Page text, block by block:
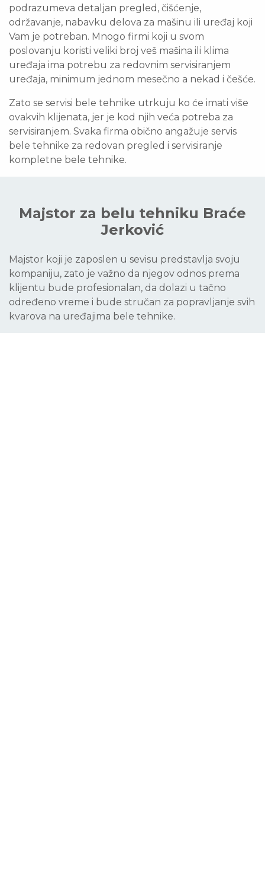
podrazumeva detaljan pregled, čišćenje,
održavanje, nabavku delova za mašinu ili uređaj koji
Vam je potreban. Mnogo firmi koji u svom
poslovanju koristi veliki broj veš mašina ili klima
uređaja ima potrebu za redovnim servisiranjem
uređaja, minimum jednom mesečno a nekad i češće.
Zato se servisi bele tehnike utrkuju ko će imati više
ovakvih klijenata, jer je kod njih veća potreba za
servisiranjem. Svaka firma obično angažuje servis
bele tehnike za redovan pregled i servisiranje
kompletne bele tehnike.
Majstor za belu tehniku Braće
Jerković
Majstor koji je zaposlen u sevisu predstavlja svoju
kompaniju, zato je važno da njegov odnos prema
klijentu bude profesionalan, da dolazi u tačno
određeno vreme i bude stručan za popravljanje svih
kvarova na uređajima bele tehnike.